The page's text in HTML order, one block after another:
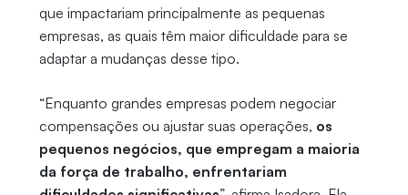
que impactariam principalmente as pequenas
empresas, as quais têm maior dificuldade para se
adaptar a mudanças desse tipo.
“Enquanto grandes empresas podem negociar
compensações ou ajustar suas operações, os
pequenos negócios, que empregam a maioria
da força de trabalho, enfrentariam